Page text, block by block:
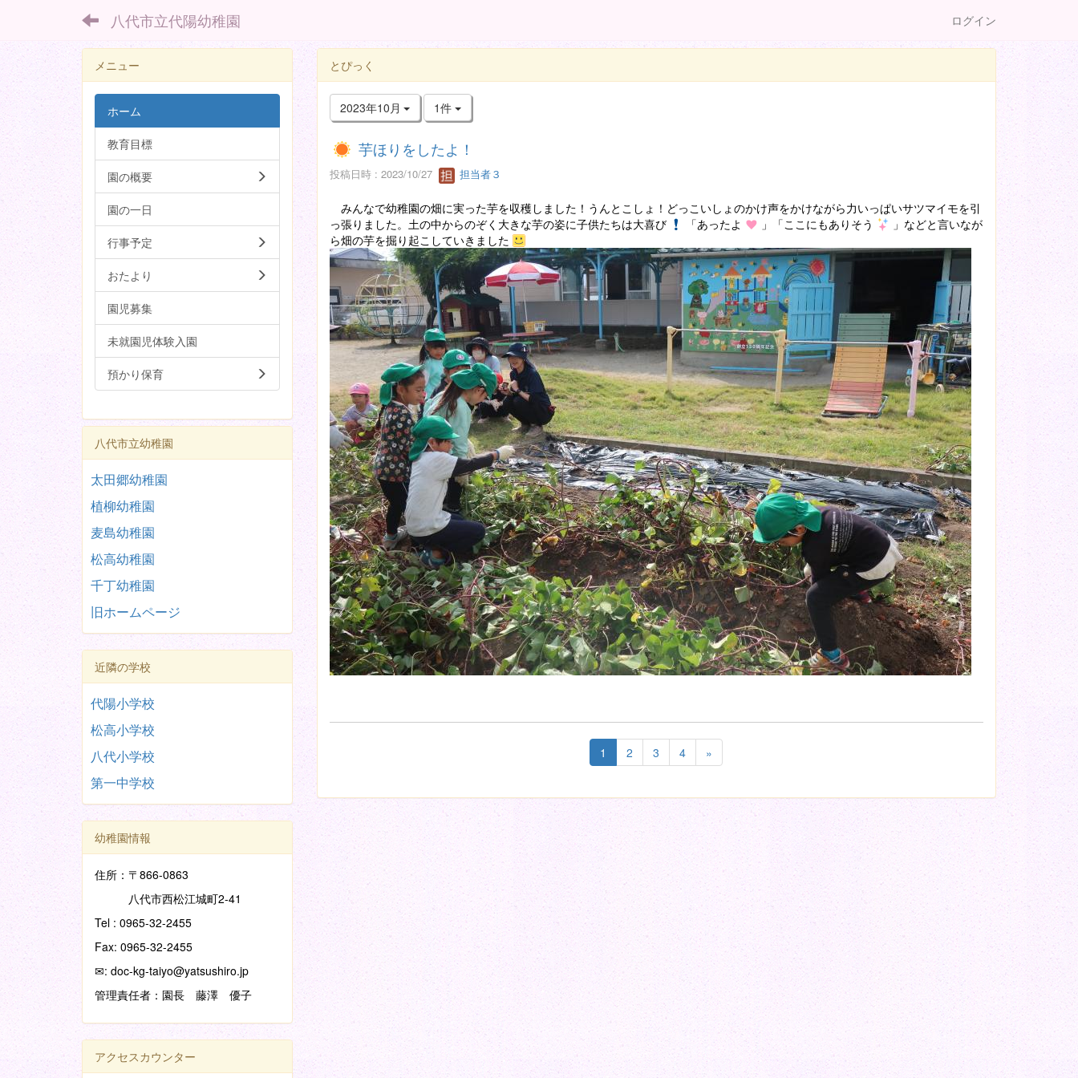
八代市立代陽幼稚園 ログイン
とぴっく
2023年10月 1件
芋ほりをしたよ！
投稿日時 : 2023/10/27 担当者３
みんなで幼稚園の畑に実った芋を収穫しました！うんとこしょ！どっこいしょのかけ声をかけながら力いっぱいサツマイモを引
っ張りました。土の中からのぞく大きな芋の姿に子供たちは大喜び
「あったよ 」「ここにもありそう
」などと言いなが
ら畑の芋を掘り起こしていきました
1 2 3 4 »
メニュー
ホーム
教育目標
園の概要
園の一日
行事予定
おたより
園児募集
未就園児体験入園
預かり保育
八代市立幼稚園
太田郷幼稚園
植柳幼稚園
麦島幼稚園
松高幼稚園
千丁幼稚園
旧ホームページ
近隣の学校
代陽小学校
松高小学校
八代小学校
第一中学校
幼稚園情報
住所：〒866-0863
八代市西松江城町2-41
Tel : 0965-32-2455
Fax: 0965-32-2455
✉: doc-kg-taiyo@yatsushiro.jp
管理責任者：園長 藤澤 優子
アクセスカウンター